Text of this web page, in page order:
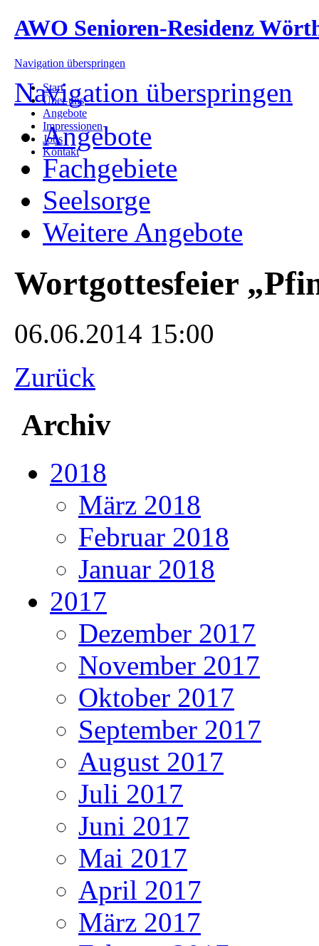
AWO Senioren-Residenz
Navigation überspringen
Start
Über uns
Angebote
Impressionen
Jobs
Kontakt
Navigation überspringen
Angebote
Fachgebiete
Seelsorge
Weitere Angebote
Wortgottesfeier
06.06.2014 15:00
Zurück
Archiv
2018
März 2018
Februar 2018
Januar 2018
2017
Dezember 2017
November 2017
Oktober 2017
September 2017
August 2017
Juli 2017
Juni 2017
Mai 2017
April 2017
März 2017